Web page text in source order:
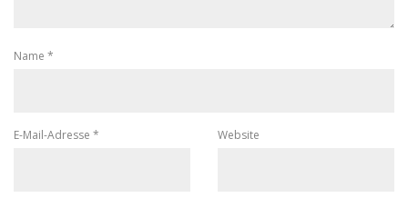
Name *
E-Mail-Adresse * Website